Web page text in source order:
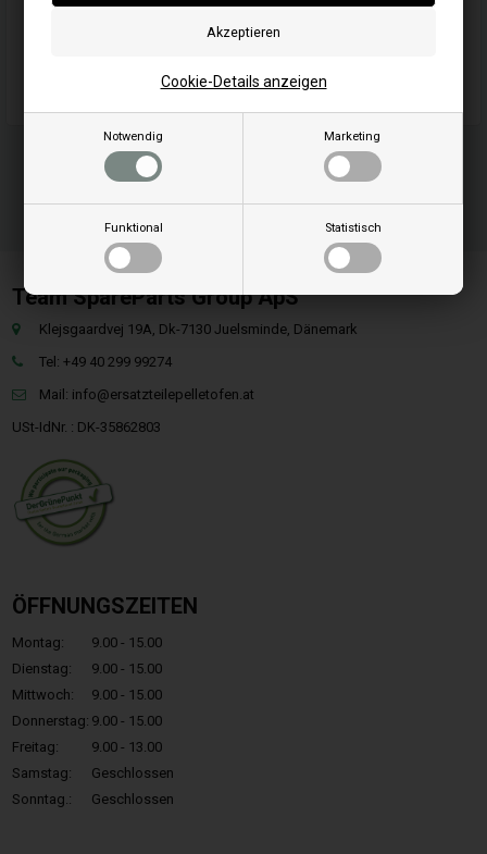
Notwendig Marketing
Funktional Statistisch
Cookie-Details anzeigen
Artikelnummer: 497230
Team SpareParts Group ApS
Klejsgaardvej 19A, Dk-7130 Juelsminde, Dänemark
Tel: +49 40 299 99274
Mail: info@ersatzteilepelletofen.at
USt-IdNr. : DK-35862803
ÖFFNUNGSZEITEN
Montag:
9.00 - 15.00
Dienstag:
9.00 - 15.00
Mittwoch:
9.00 - 15.00
Donnerstag: 9.00 - 15.00
Freitag:
9.00 - 13.00
Samstag:
Geschlossen
Sonntag.:
Geschlossen